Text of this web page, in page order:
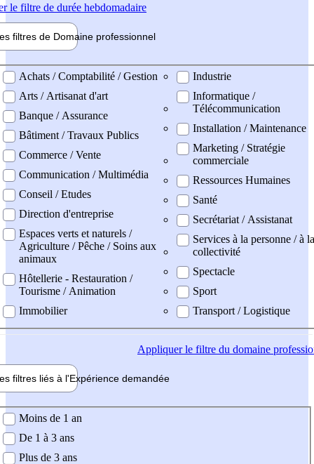
le filtre de durée hebdomadaire
filtres de Domaine professionnel
professionel
Achats / Comptabilité / Gestion
Arts / Artisanat d'art
Banque / Assurance
Bâtiment / Travaux Publics
Commerce / Vente
Communication / Multimédia
Conseil / Etudes
Direction d'entreprise
Espaces verts et naturels /
Agriculture / Pêche / Soins aux
animaux
Hôtellerie - Restauration /
Tourisme / Animation
Immobilier
Industrie
Informatique /
Télécommunication
Installation / Maintenance
Marketing / Stratégie
commerciale
Ressources Humaines
Santé
Secrétariat / Assistanat
Services à la personne / à la
collectivité
Spectacle
Sport
Transport / Logistique
Appliquerle filtre du domaine
filtres liés à l'Expérience demandée
demandée
Moins de 1 an
De 1 à 3 ans
Plus de 3 ans